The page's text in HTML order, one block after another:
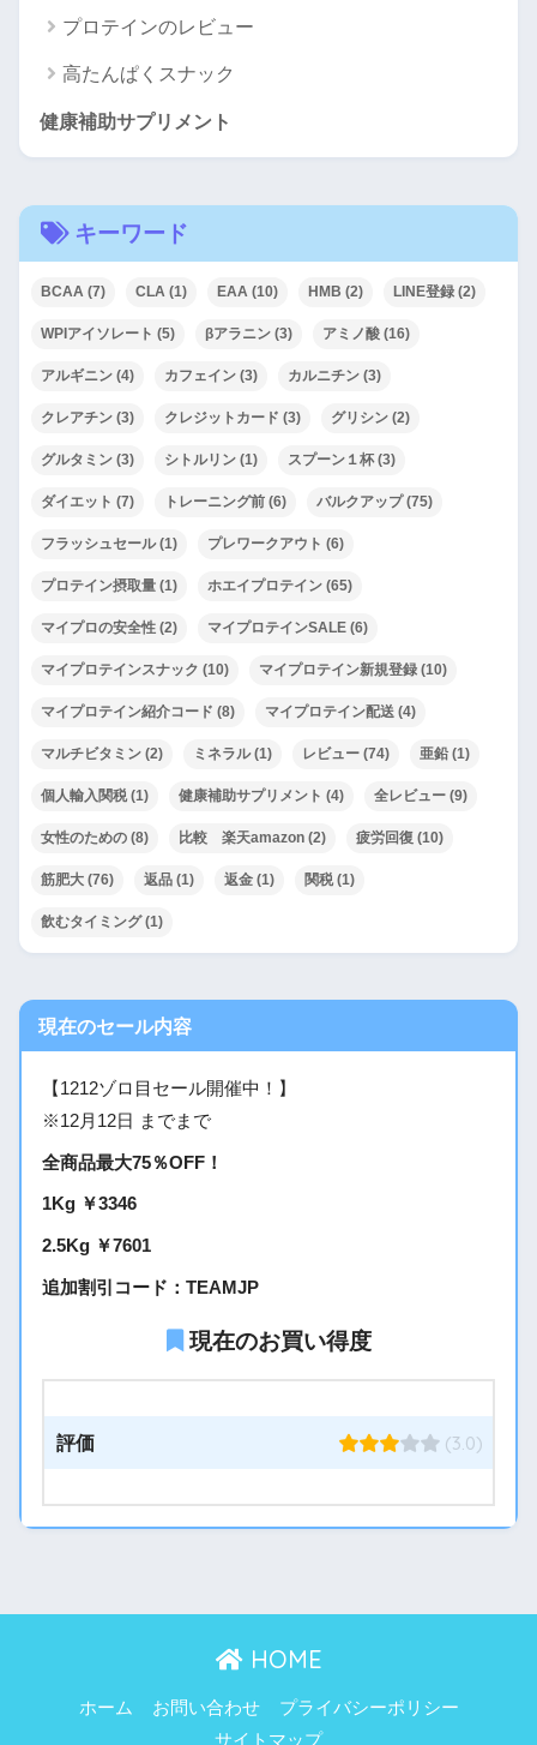
プロテインのレビュー
高たんぱくスナック
健康補助サプリメント
キーワード
BCAA (7) CLA (1) EAA (10) HMB (2) LINE登録 (2)
WPIアイソレート (5) βアラニン (3) アミノ酸 (16)
アルギニン (4) カフェイン (3) カルニチン (3)
クレアチン (3) クレジットカード (3) グリシン (2)
グルタミン (3) シトルリン (1) スプーン１杯(3)
ダイエット (7) トレーニング前 (6) バルクアップ(75)
フラッシュセール(1) プレワークアウト (6)
プロテイン摂取量 (1) ホエイプロテイン (65)
マイプロの安全性 (2) マイプロテインSALE (6)
マイプロテインスナック (10) マイプロテイン新規登録 (10)
マイプロテイン紹介コード (8) マイプロテイン配送 (4)
マルチビタミン (2) ミネラル(1) レビュー (74) 亜鉛 (1)
個人輸入関税 (1) 健康補助サプリメント (4) 全レビュー (9)
女性のための (8) 比較 楽天amazon (2) 疲労回復 (10)
筋肥大 (76) 返品 (1) 返金 (1) 関税 (1)
飲むタイミング(1)
現在のセール内容
【1212ゾロ目セール開催中！】
※12月12日 までまで
全商品最大75％OFF！
1Kg ￥3346
2.5Kg ￥7601
追加割引コード：TEAMJP
現在のお買い得度
評価 (3.0)
HOME
ホーム お問い合わせ
プライバシーポリシー
サイトマップ